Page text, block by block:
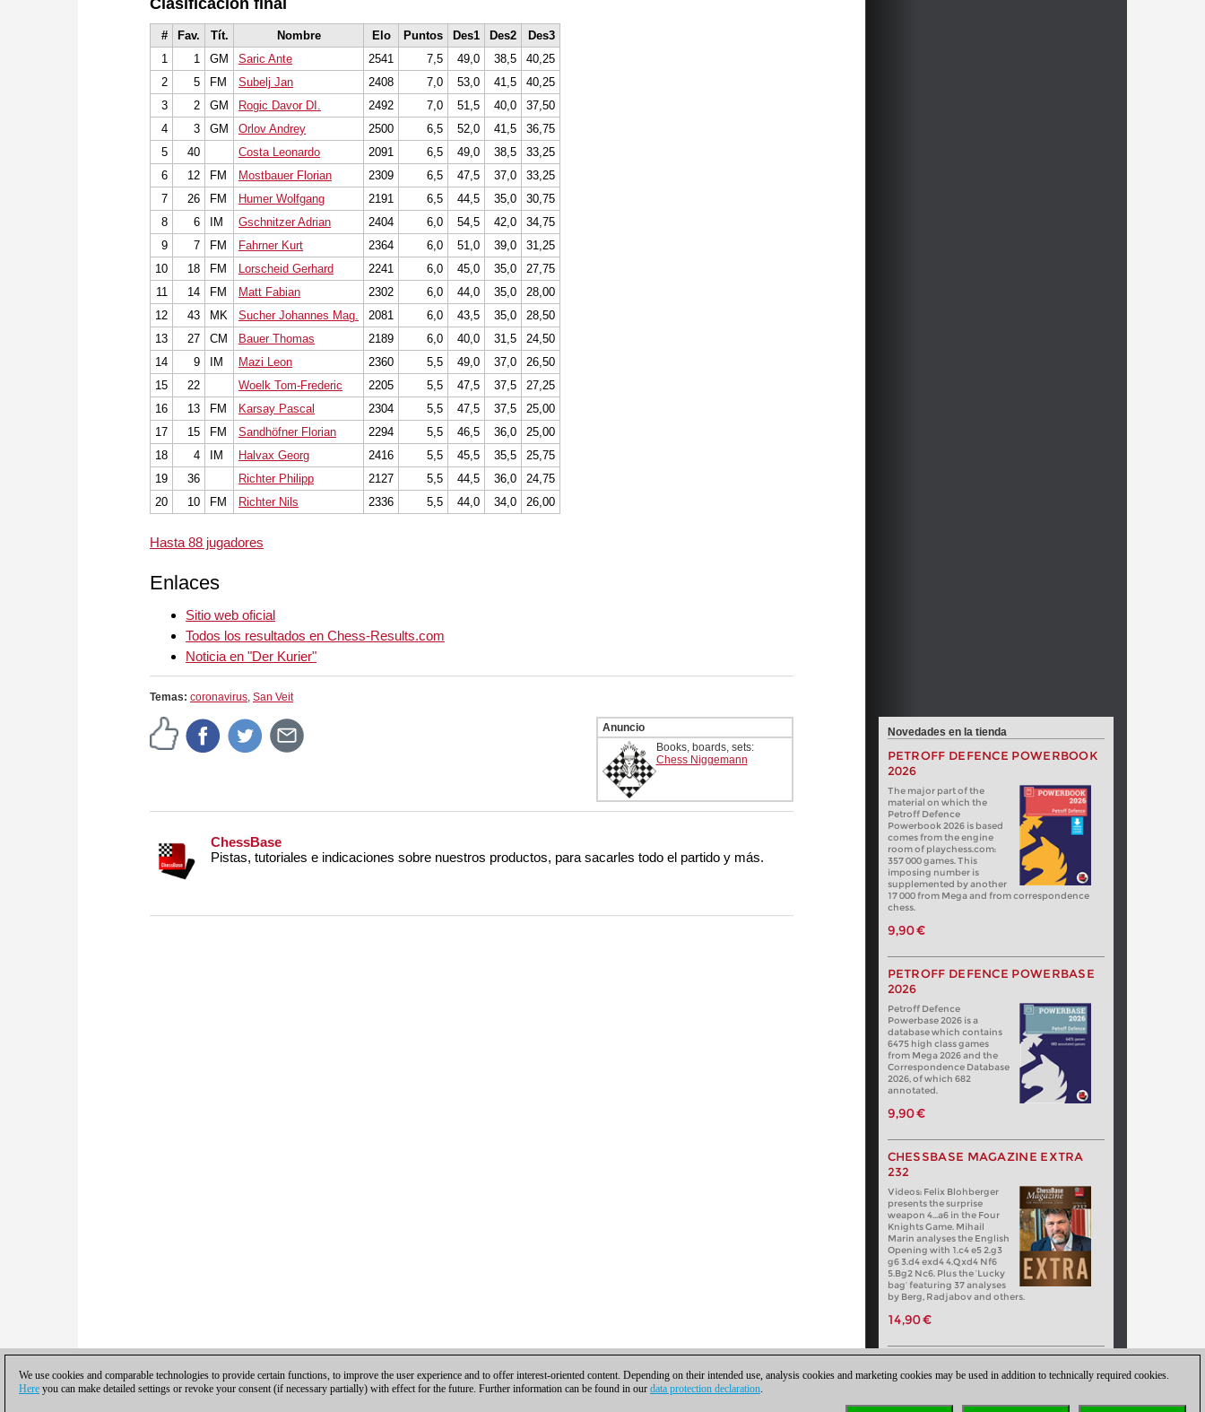
Clasificación final
# Fav. Tít. Nombre Elo Puntos Des1 Des2
Des3
1
1 GM Saric Ante 2541 7,5 49,0 38,5
40,25
2
5 FM Subelj Jan 2408 7,0 53,0 41,5
40,25
3
2 GM Rogic Davor DI. 2492 7,0 51,5 40,0
37,50
4
3 GM Orlov Andrey 2500 6,5 52,0 41,5
36,75
5
40 Costa Leonardo 2091 6,5 49,0 38,5
33,25
6
12 FM Mostbauer Florian 2309 6,5 47,5 37,0
33,25
7
26 FM Humer Wolfgang 2191 6,5 44,5 35,0
30,75
8
6 IM Gschnitzer Adrian 2404 6,0 54,5 42,0
34,75
9
7 FM Fahrner Kurt 2364 6,0 51,0 39,0
31,25
10
18 FM Lorscheid Gerhard 2241 6,0 45,0 35,0
27,75
11
14 FM Matt Fabian 2302 6,0 44,0 35,0
28,00
12
43 MK Sucher Johannes Mag. 2081 6,0 43,5 35,0
28,50
13
27 CM Bauer Thomas 2189 6,0 40,0 31,5
24,50
14
9 IM Mazi Leon 2360 5,5 49,0 37,0
26,50
15
22 Woelk Tom-Frederic 2205 5,5 47,5 37,5
27,25
16
13 FM Karsay Pascal 2304 5,5 47,5 37,5
25,00
17
15 FM Sandhöfner Florian 2294 5,5 46,5 36,0
25,00
18
4 IM Halvax Georg 2416 5,5 45,5 35,5
25,75
19
36 Richter Philipp 2127 5,5 44,5 36,0
24,75
20
10 FM Richter Nils 2336 5,5 44,0 34,0 26,00
Hasta 88 jugadores
Enlaces
Sitio web oficial
Todos los resultados en Chess-Results.com
Noticia en "Der Kurier"
Temas: coronavirus, San Veit
Anuncio
Books, boards, sets:
Chess Niggemann
ChessBase
Pistas, tutoriales e indicaciones sobre nuestros productos, para sacarles todo el partido y más.
Novedades en la tienda
PETROFF DEFENCE POWERBOOK
2026
The major part of the
material on which the
Petroff Defence
Powerbook 2026 is based
comes from the engine
room of playchess.com:
357 000 games. This
imposing number is
supplemented by another
17 000 from Mega and from correspondence
chess.
9,90 €
PETROFF DEFENCE POWERBASE
2026
Petroff Defence
Powerbase 2026 is a
database which contains
6475 high class games
from Mega 2026 and the
Correspondence Database
2026, of which 682
annotated.
9,90 €
CHESSBASE MAGAZINE EXTRA
232
Videos: Felix Blohberger
presents the surprise
weapon 4…a6 in the Four
Knights Game. Mihail
Marin analyses the English
Opening with 1.c4 e5 2.g3
g6 3.d4 exd4 4.Qxd4 Nf6
5.Bg2 Nc6. Plus the ‘Lucky
bag’ featuring 37 analyses
by Berg, Radjabov and others.
14,90 €
We use cookies and comparable technologies to provide certain functions, to improve the user experience and to offer interest-oriented content. Depending on their intended use, analysis cookies and marketing cookies may be used in addition to technically required cookies.
Here you can make detailed settings or revoke your consent (if necessary partially) with effect for the future. Further information can be found in our data protection declaration.